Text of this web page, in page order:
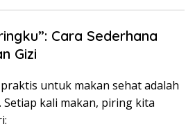
Cara Sederhana
Gizi
untuk makan sehat adalah
. Setiap kali makan, piring kita